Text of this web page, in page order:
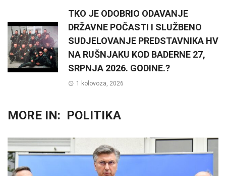
TKO JE ODOBRIO ODAVANJE
DRŽAVNE POČASTI I SLUŽBENO
SUDJELOVANJE PREDSTAVNIKA HV
NA RUŠNJAKU KOD BADERNE 27,
SRPNJA 2026. GODINE.?
1 kolovoza, 2026
MORE IN: POLITIKA